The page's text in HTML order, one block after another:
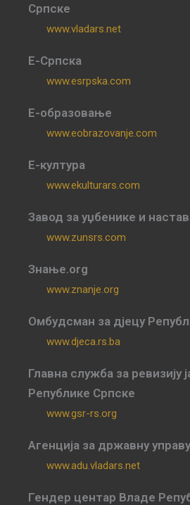
Српске
www.vladars.net
Е-Српска
www.esrpska.com
Е-образовање
www.eobrazovanje.com
Е-култура
www.ekulturars.com
Завод за уџбенике и
www.zunsrs.com
Знање.org
www.znanje.org
Омбудсман за дјецу
www.djeca.rs.ba
Главна служба за ревизију
Републике Српске
www.gsr-rs.org
Агенција за државну
www.adu.vladars.net
Гендер центар Владе